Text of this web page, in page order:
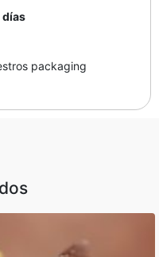
días
packaging